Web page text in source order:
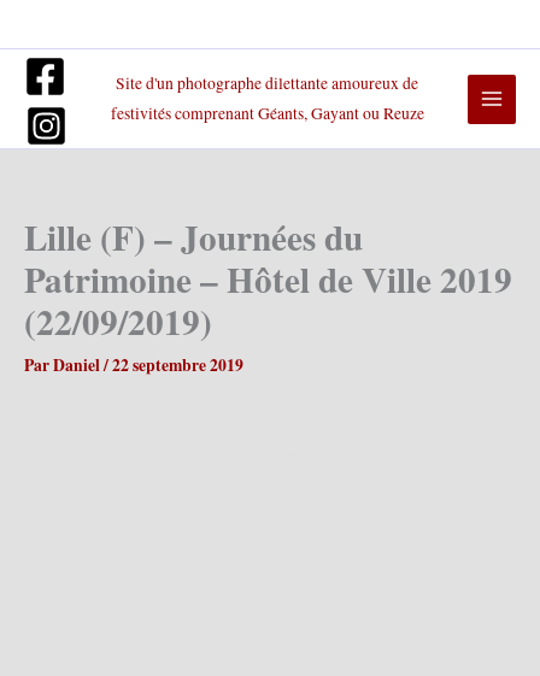
contenu
Site d'un photographe dilettante amoureux de
festivités comprenant Géants, Gayant ou Reuze
Lille (F) – Journées du
Patrimoine – Hôtel de Ville 2019
(22/09/2019)
ParDaniel/22 septembre 2019